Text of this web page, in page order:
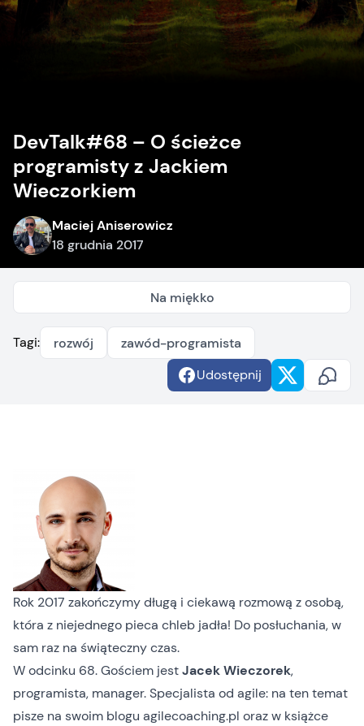
DevTalk#68 – O ścieżce
programisty z Jackiem
Wieczorkiem
Maciej Aniserowicz
18 grudnia 2017
Na miękko
Tagi: rozwój
zawód-programista
Udostępnij
Rok 2017 zakończymy długą i ciekawą rozmową z osobą,
która z niejednego pieca chleb jadła! Do posłuchania, w
sam raz na świąteczny czas.
W odcinku 68. Gościem jestJacek Wieczorek,
programista, manager. Specjalista od agile: na ten temat
pisze na swoim blogu agilecoaching.pl oraz w książce